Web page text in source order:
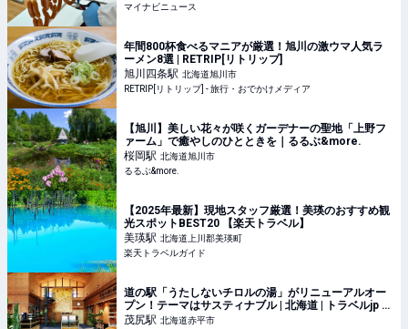
マイナビニュース
年間800杯食べるマニアが厳選！旭川の激ウマ人気ラ
ーメン8選 | RETRIP[リトリップ]
旭川四条駅 北海道旭川市
RETRIP[リトリップ] - 旅行・おでかけメディア
【旭川】美しい花々が咲くガーデナーの聖地「上野フ
ァーム」で癒やしのひとときを｜るるぶ&more.
桜岡駅 北海道旭川市
るるぶ&more.
【2025年最新】現地スタッフ厳選！美瑛のおすすめ観
光スポットBEST20 【楽天トラベル】
美瑛駅 北海道上川郡美瑛町
楽天トラベルガイド
道の駅「うたしないチロルの湯」がリニューアルオー
プン！テーマはサスティナブル | 北海道 | トラベルjp 旅
行ガイド
茂尻駅 北海道赤平市